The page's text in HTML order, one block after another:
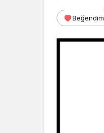
Beğendim